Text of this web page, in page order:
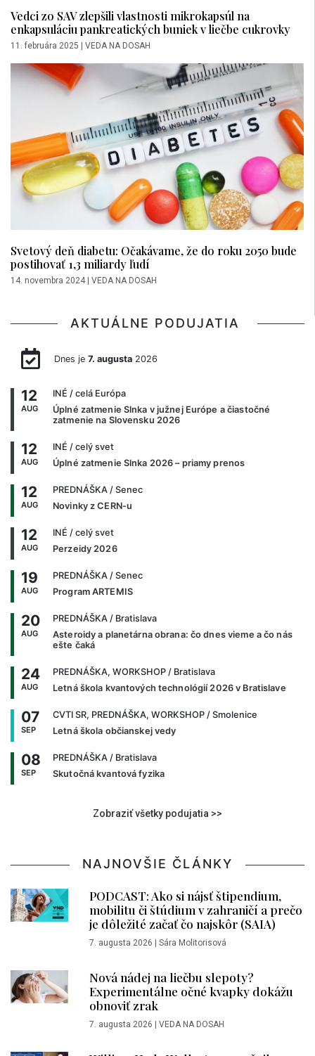
Vedci zo SAV zlepšili vlastnosti mikrokapsúl na
enkapsuláciu pankreatických buniek v liečbe cukrovky
11. februára 2025 VEDA NA DOSAH
Svetový deň diabetu: Očakávame, že do roku 2050 bude
postihovať 1,3 miliardy ľudí
14. novembra 2024 | VEDA NA DOSAH
AKTUÁLNE PODUJATIA
Dnes je 7. augusta2026
12
AUG
INÉ / celá Európa
Úplné zatmenie Slnka v južnej Európe a čiastočné
zatmenie na Slovensku 2026
12
AUG
INÉ / celý svet
Úplné zatmenie Slnka 2026 – priamy prenos
12
AUG
PREDNÁŠKA / Senec
Novinky z CERN-u
12
AUG
INÉ / celý svet
Perzeidy 2026
19
AUG
PREDNÁŠKA / Senec
Program ARTEMIS
20
AUG
PREDNÁŠKA / Bratislava
Asteroidy a planetárna obrana: čo dnes vieme a čo nás
ešte čaká
24
AUG
PREDNÁŠKA, WORKSHOP / Bratislava
Letná škola kvantových technológií 2026 v Bratislave
07
SEP
CVTI SR, PREDNÁŠKA, WORKSHOP / Smolenice
Letná škola občianskej vedy
08
SEP
PREDNÁŠKA / Bratislava
Skutočná kvantová fyzika
Zobraziť všetky podujatia >>
NAJNOVŠIE ČLÁNKY
PODCAST: Ako si nájsť štipendium,
mobilitu či štúdium v zahraničí a prečo
je dôležité začať čo najskôr (SAIA)
7. augusta 2026 Sára Molitorisová
Nová nádej na liečbu slepoty?
Experimentálne očné kvapky dokážu
obnoviť zrak
7. augusta 2026 VEDA NA DOSAH